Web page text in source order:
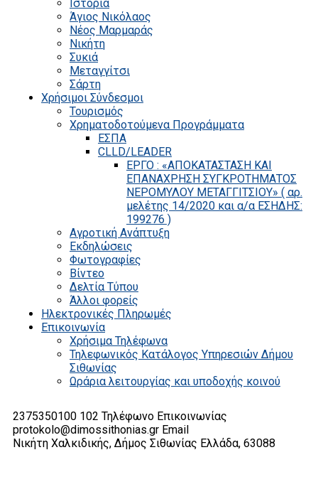
Ιστορία
Άγιος Νικόλαος
Νέος Μαρμαράς
Νικήτη
Συκιά
Μεταγγίτσι
Σάρτη
Χρήσιμοι Σύνδεσμοι
Τουρισμός
Χρηματοδοτούμενα Προγράμματα
ΕΣΠΑ
CLLD/LEADER
ΕΡΓΟ : «ΑΠΟΚΑΤΑΣΤΑΣΗ ΚΑΙ
ΕΠΑΝΑΧΡΗΣΗ ΣΥΓΚΡΟΤΗΜΑΤΟΣ
ΝΕΡΟΜΥΛΟΥ ΜΕΤΑΓΓΙΤΣΙΟΥ» ( αρ.
μελέτης 14/2020 και α/α ΕΣΗΔΗΣ:
199276 )
Αγροτική Ανάπτυξη
Εκδηλώσεις
Φωτογραφίες
Βίντεο
Δελτία Τύπου
Άλλοι φορείς
Ηλεκτρονικές Πληρωμές
Επικοινωνία
Χρήσιμα Τηλέφωνα
Τηλεφωνικός Κατάλογος Υπηρεσιών Δήμου
Σιθωνίας
Ωράρια λειτουργίας και υποδοχής κοινού
2375350100 102 Τηλέφωνο Επικοινωνίας
protokolo@dimossithonias.gr Email
Νικήτη Χαλκιδικής, Δήμος Σιθωνίας Ελλάδα, 63088